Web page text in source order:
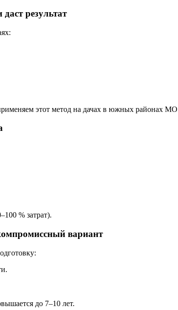
результат
этот метод на дачах в южных районах
% затрат).
вариант
до 7–10 лет.